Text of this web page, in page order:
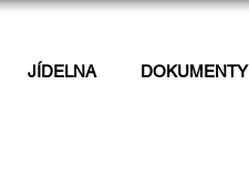
JÍDELNA DOKUMENTY